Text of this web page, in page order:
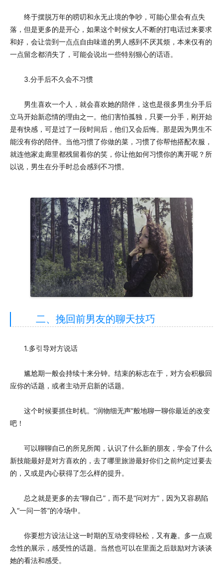
终于摆脱万年的唠叨和永无止境的争吵，可能心里会有点失
落，但是更多的是开心，如果这个时候女人不断的打电话过来要求
和好，会让尝到一点点自由味道的男人感到不厌其烦，本来仅有的
一点留念都消失了，可能会说出一些特别狠心的话语。
3.分手后不久会不习惯
男生喜欢一个人，就会喜欢她的陪伴，这也是很多男生分手后
立马开始新恋情的理由之一。他们害怕孤独，只要一分手，刚开始
是有快感，可是过了一段时间后，他们又会后悔。那是因为男生不
能没有你的陪伴。当他习惯了你做的菜，习惯了你帮他搭配衣服，
就连他家走廊里都残留着你的笑，你让他如何习惯你的离开呢？所
以说，男生在分手时总会感到不习惯。
二、挽回前男友的聊天技巧
1.多引导对方说话
尴尬期一般会持续十来分钟。结束的标志在于，对方会积极回
应你的话题，或者主动开启新的话题。
这个时候要抓住时机。“润物细无声”般地聊一聊你最近的改变
吧！
可以聊聊自己的所见所闻，认识了什么新的朋友，学会了什么
新技能最好是对方喜欢的，去了哪里旅游最好你们之前约定过要去
的，又或是内心获得了怎么样的提升。
总之就是更多的去“聊自己”，而不是“问对方”，因为又容易陷
入“一问一答”的冷场中。
你要想方设法让这一时期的互动变得轻松，又有趣。多一点观
念性的展示，感受性的话题。当然也可以在里面之后鼓励对方谈谈
她的看法和感受。